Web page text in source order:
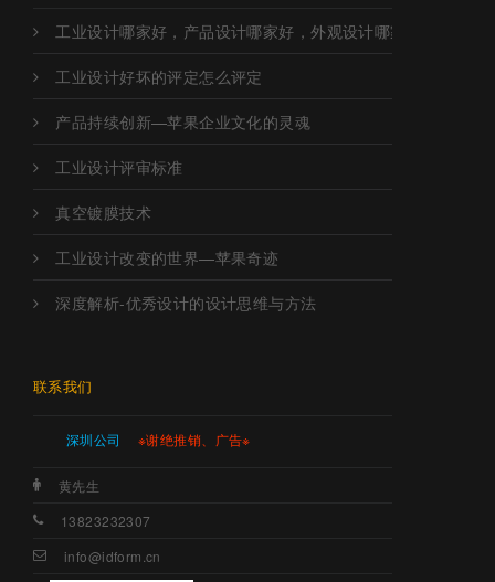
工业设计哪家好，产品设计哪家好，外观设计哪家好，工业设
工业设计好坏的评定怎么评定
产品持续创新—苹果企业文化的灵魂
工业设计评审标准
真空镀膜技术
工业设计改变的世界—苹果奇迹
深度解析-优秀设计的设计思维与方法
联系我们
深圳公司 ※谢绝推销、广告※
黄先生
13823232307
info@idform.cn